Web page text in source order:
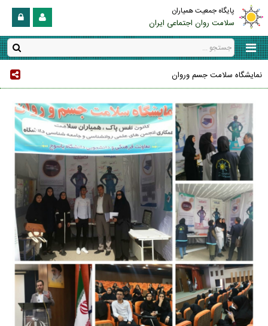
پایگاه جمعیت همیاران
سلامت روان اجتماعی ایران
نمایشگاه سلامت جسم وروان